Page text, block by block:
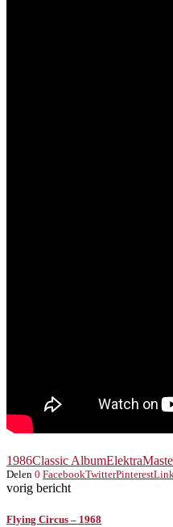
1986Classic AlbumElektra
Delen 0 FacebookTwitterPinterest
vorig bericht
Flying Circus – 1968